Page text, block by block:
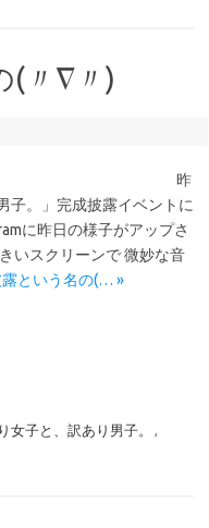
(〃∇〃)
昨
子。」完成披露イベントに
に昨日の様子がアップさ
いスクリーンで 微妙な音
露という名の(… »
女子と、訳あり男子。
,